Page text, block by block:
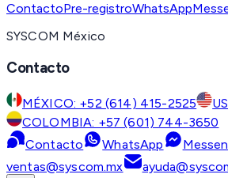
ContactoPre-registroWhatsApp
SYSCOM México
Contacto
MÉXICO: +52 (614) 415-2525
COLOMBIA: +57 (601) 744-3650
Contacto
WhatsApp
ventas@syscom.mx